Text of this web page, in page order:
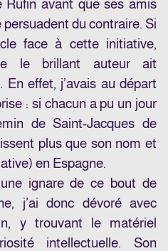
Rufin avant que ses amis
du contraire. Si
face à cette initiative,
le brillant auteur ait
effet, j’avais au départ
: si chacun a pu un jour
de Saint-Jacques de
plus que son nom et
en Espagne.
ignare de ce bout de
j’ai donc dévoré avec
y trouvant le matériel
intellectuelle. Son